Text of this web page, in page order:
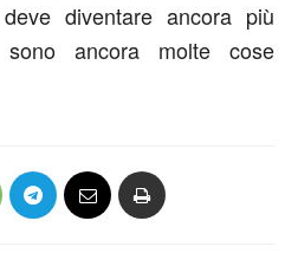
diventare ancora più
ancora molte cose